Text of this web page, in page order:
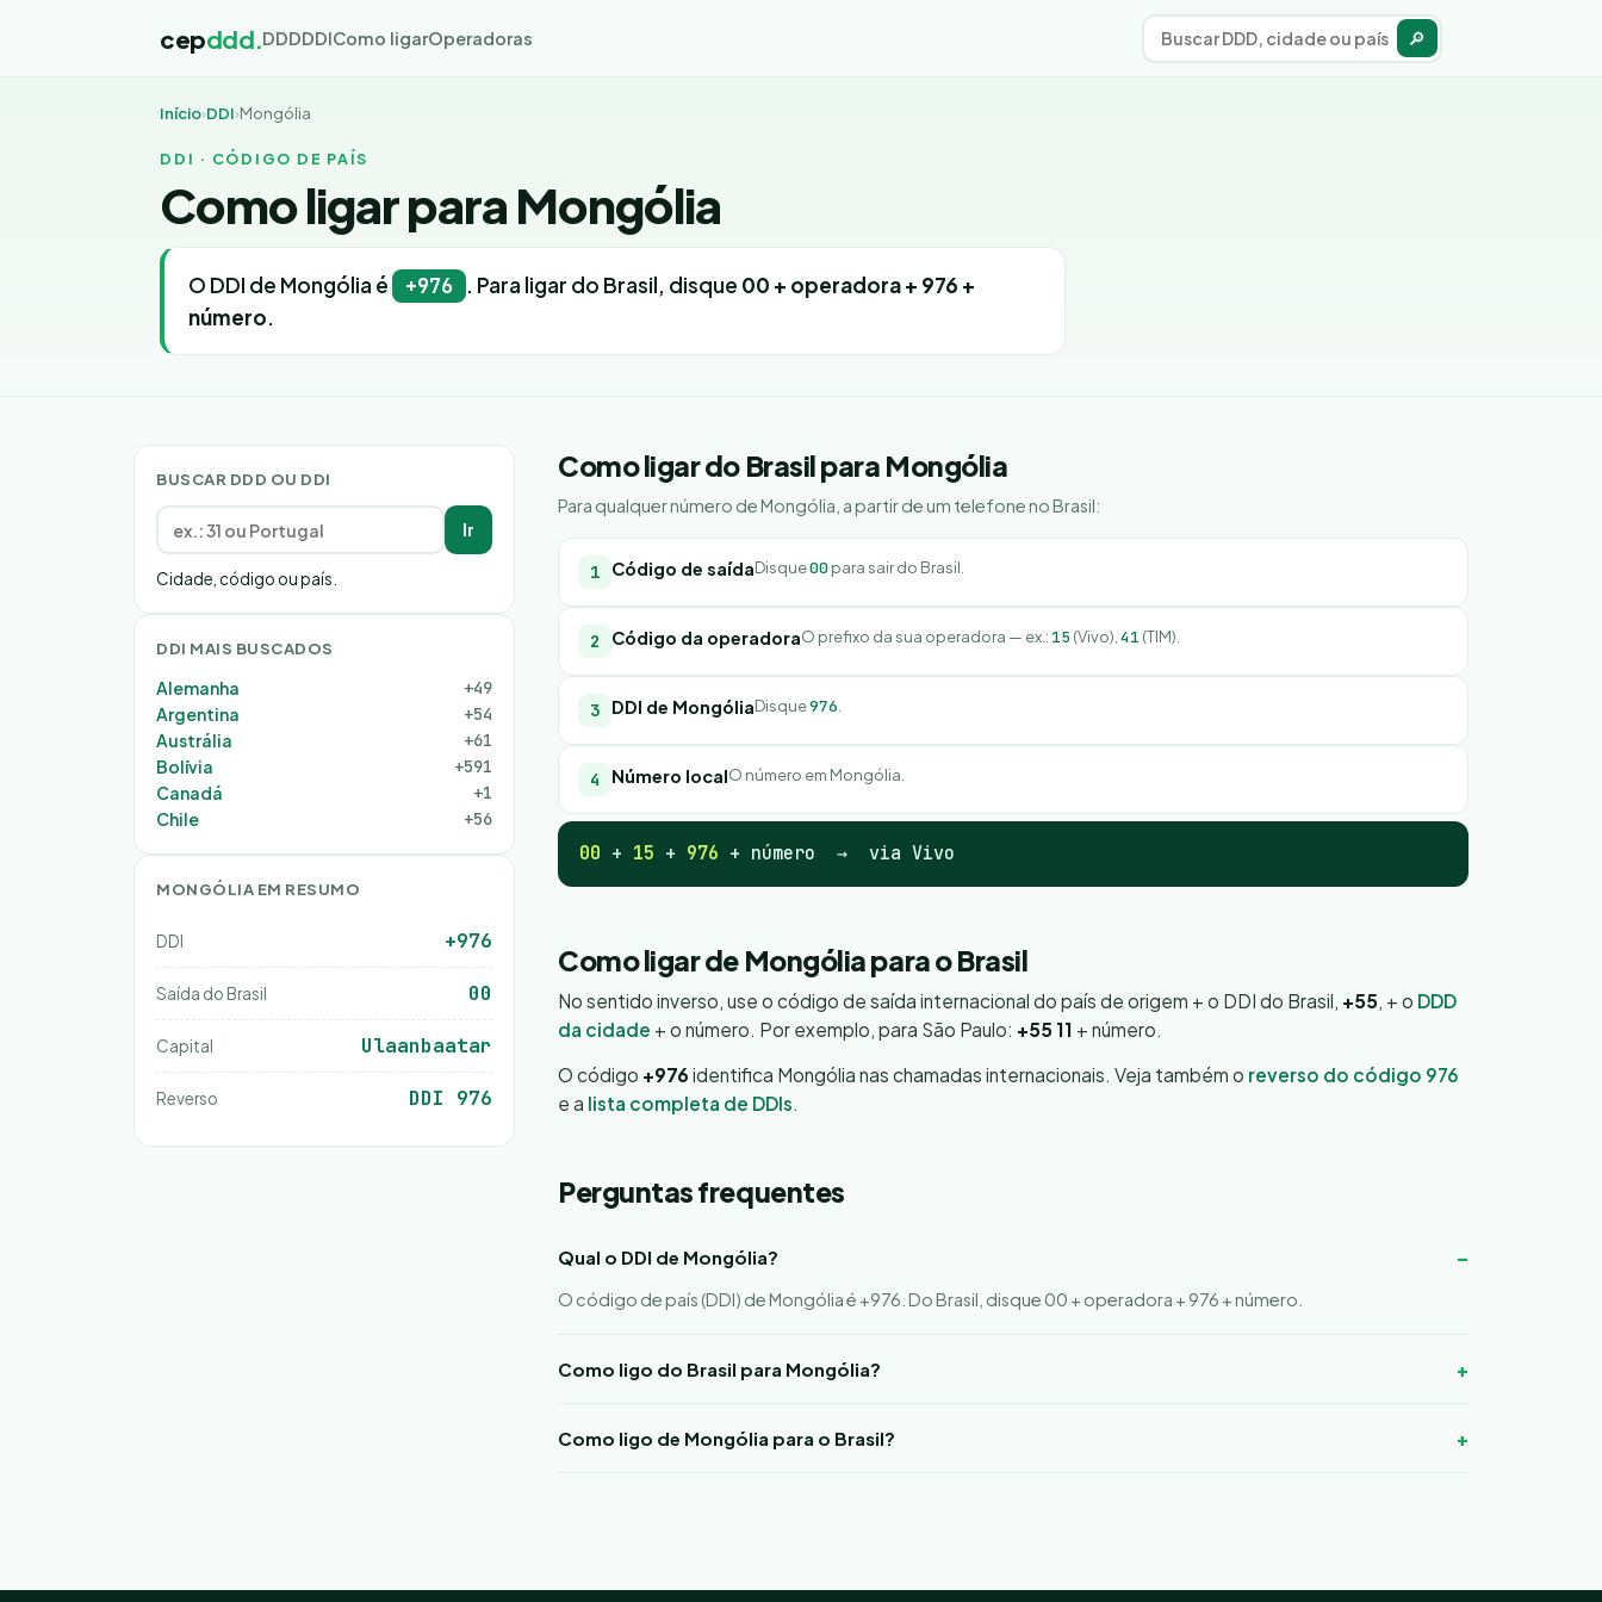
cepddd.DDDDDIComo ligarOperadoras 🔎
Início›DDI›Mongólia
DDI · CÓDIGO DE PAÍS
Como ligar para Mongólia
O DDI de Mongólia é +976 . Para ligar do Brasil, disque 00 + operadora + 976 +
número.
BUSCAR DDD OU DDI
Ir
Cidade, código ou país.
DDI MAIS BUSCADOS
Alemanha
+49
Argentina
+54
Austrália
+61
Bolívia
+591
Canadá
+1
Chile
+56
MONGÓLIA EM RESUMO
DDI +976
Saída do Brasil 00
Capital Ulaanbaatar
Reverso DDI 976
Como ligar do Brasil para Mongólia
Para qualquer número de Mongólia, a partir de um telefone no Brasil:
Código de saídaDisque00para sair do Brasil.
Código da operadoraO prefixo da sua operadora — ex.: 15 (Vivo), 41 (TIM).
DDI de MongóliaDisque976
Número localO número em Mongólia.
00 + 15 + 976 + número → via Vivo
Como ligar de Mongólia para o Brasil
No sentido inverso, use o código de saída internacional do país de origem + o DDI do Brasil, +55, + o DDD
da cidade + o número. Por exemplo, para São Paulo: +55 11 + número.
O código +976 identifica Mongólia nas chamadas internacionais. Veja também o reverso do código 976
e a lista completa de DDIs.
Perguntas frequentes
Qual o DDI de Mongólia?
O código de país (DDI) de Mongólia é +976. Do Brasil, disque 00 + operadora + 976 + número.
Como ligo do Brasil para Mongólia?
Como ligo de Mongólia para o Brasil?